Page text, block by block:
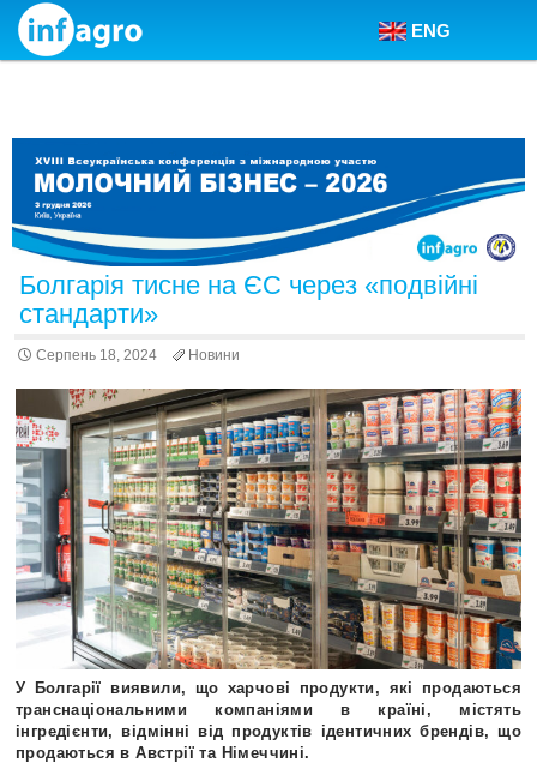
Skip to content
ENG
Болгарія тисне на ЄС через «подвійні
стандарти»
Серпень 18, 2024 Новини
У Болгарії виявили, що харчові продукти, які продаються
транснаціональними компаніями в країні, містять
інгредієнти, відмінні від продуктів ідентичних брендів, що
продаються в Австрії та Німеччині.